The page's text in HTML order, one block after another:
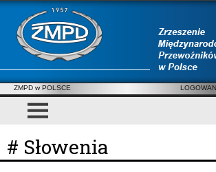
ZMPD w POLSCE
# Słowenia